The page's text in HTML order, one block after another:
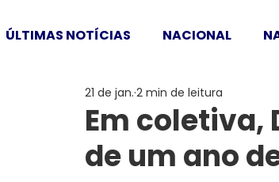
ÚLTIMAS NOTÍCIAS NACIONAL
Em coletiva,
de um ano
21 de jan. 2 min de leitura